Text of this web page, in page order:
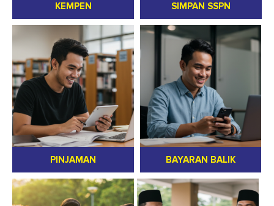
KEMPEN SIMPAN SSPN
PINJAMAN BAYARAN BALIK